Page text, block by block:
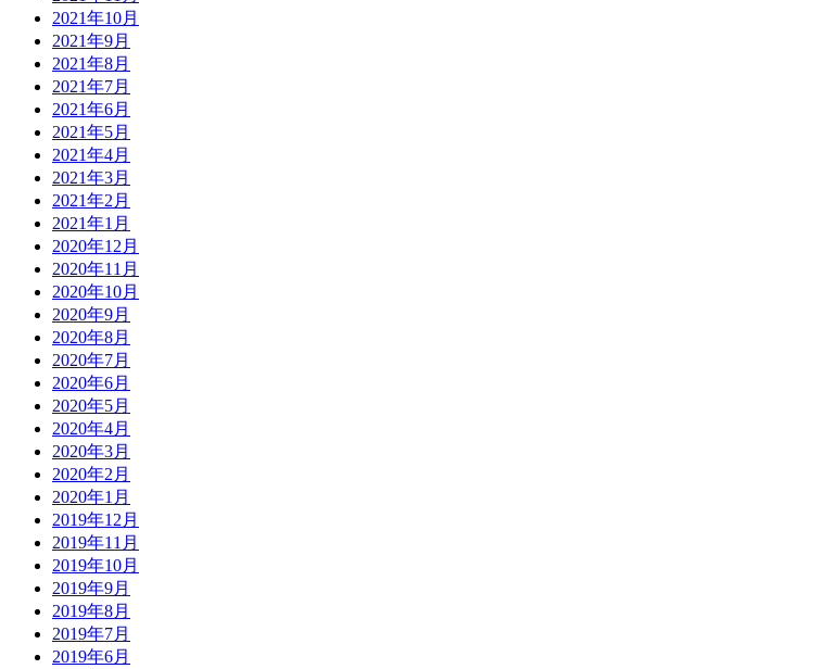
2021年10月
2021年9月
2021年8月
2021年7月
2021年6月
2021年5月
2021年4月
2021年3月
2021年2月
2021年1月
2020年12月
2020年11月
2020年10月
2020年9月
2020年8月
2020年7月
2020年6月
2020年5月
2020年4月
2020年3月
2020年2月
2020年1月
2019年12月
2019年11月
2019年10月
2019年9月
2019年8月
2019年7月
2019年6月